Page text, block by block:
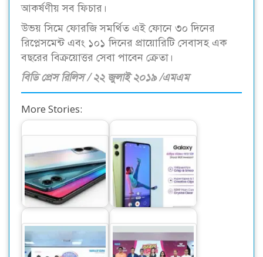
আকর্ষণীয় সব ফিচার।
উভয় সিমে ফোরজি সমর্থিত এই ফোনে ৩০ দিনের
রিপ্লেসমেন্ট এবং ১০১ দিনের প্রায়োরিটি সেবাসহ এক
বছরের বিক্রয়োত্তর সেবা পাবেন ক্রেতা।
বিডি প্রেস রিলিস / ২২ জুলাই ২০১৯ /এমএম
More Stories:
ওয়ালটন বাজারে
ছেড়েছে নেক্সজি সিরিজের
নতুন মডেলের…
‘অসাম’ সিরিজের নতুন
স্মার্টফোন নিয়ে এলো
স্যামসাং